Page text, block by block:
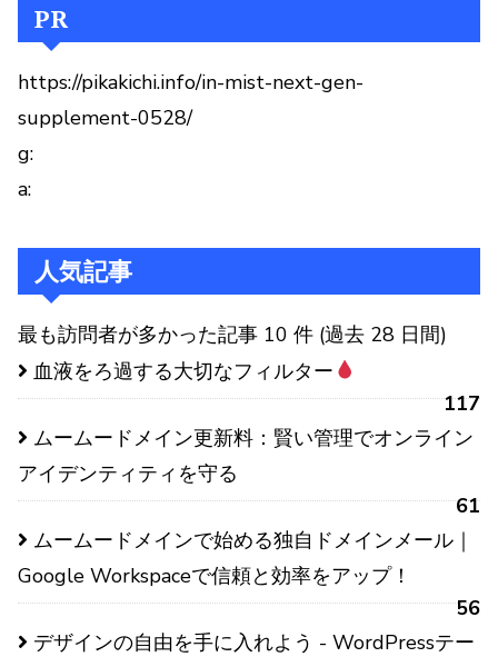
PR
https://pikakichi.info/in-mist-next-gen-
supplement-0528/
g:
a:
人気記事
最も訪問者が多かった記事 10 件 (過去 28 日間)
血液をろ過する大切なフィルター
117
ムームードメイン更新料：賢い管理でオンライン
アイデンティティを守る
61
ムームードメインで始める独自ドメインメール｜
Google Workspaceで信頼と効率をアップ！
56
デザインの自由を手に入れよう - WordPressテー